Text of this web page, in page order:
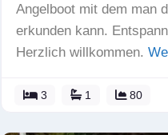
Angelboot mit dem man
erkunden kann.
Herzlich willkommen.
3 1 80